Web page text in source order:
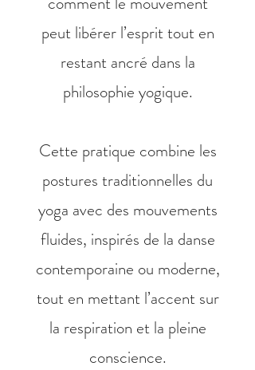
peut libérer l’esprit tout en
restant ancré dans la
philosophie yogique.
Cette pratique combine les
postures traditionnelles du
yoga avec des mouvements
fluides, inspirés de la danse
contemporaine ou moderne,
tout en mettant l’accent sur
la respiration et la pleine
conscience.